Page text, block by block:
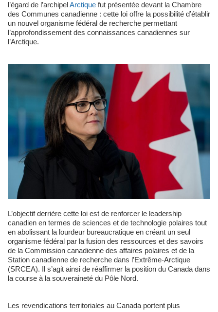
l’égard de l’archipelArctique fut présentée devant la Chambre
des Communes canadienne : cette loi offre la possibilité d’établir
un nouvel organisme fédéral de recherche permettant
l’approfondissement des connaissances canadiennes sur
l’Arctique.
L’objectif derrière cette loi est de renforcer le leadership
canadien en termes de sciences et de technologie polaires tout
en abolissant la lourdeur bureaucratique en créant un seul
organisme fédéral par la fusion des ressources et des savoirs
de la Commission canadienne des affaires polaires et de la
Station canadienne de recherche dans l’Extrême-Arctique
(SRCEA). Il s’agit ainsi de réaffirmer la position du Canada dans
la course à la souveraineté du Pôle Nord.
Les revendications territoriales au Canada portent plus